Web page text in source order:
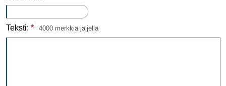
Teksti: * 4000 merkkiä jäljellä